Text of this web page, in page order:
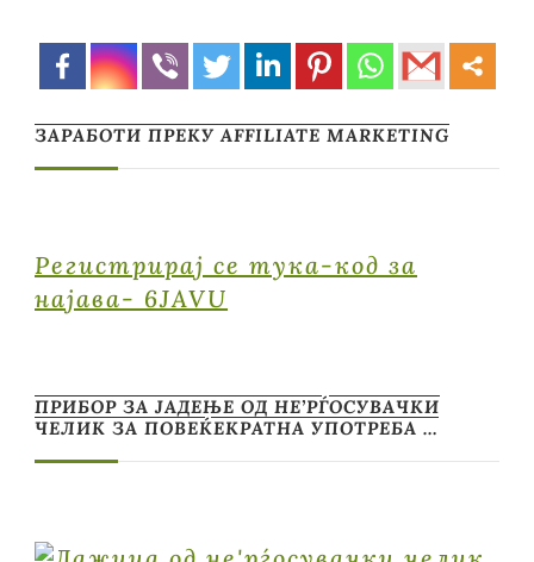
ЗАРАБОТИ ПРЕКУ AFFILIATE MARKETING
Регистрирај се тука-код за
најава- 6JAVU
ПРИБОР ЗА ЈАДЕЊЕ ОД НЕ’РЃОСУВАЧКИ
ЧЕЛИК ЗА ПОВЕЌЕКРАТНА УПОТРЕБА …